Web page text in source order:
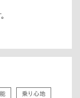
乗り心地